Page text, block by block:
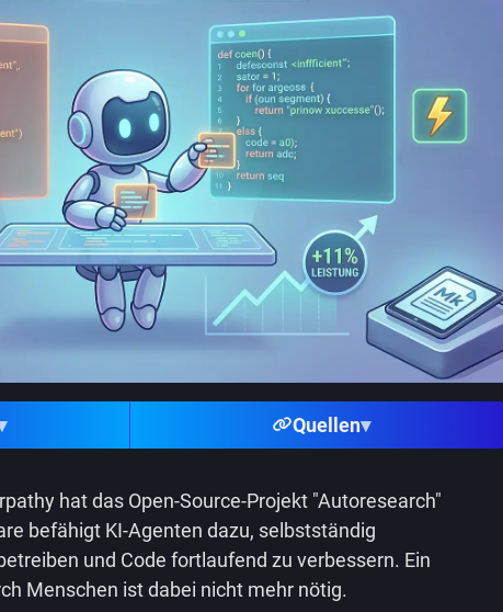
Quellen▾
hat das Open-Source-Projekt "Autoresearch"
befähigt KI-Agenten dazu, selbstständig
und Code fortlaufend zu verbessern. Ein
Menschen ist dabei nicht mehr nötig.